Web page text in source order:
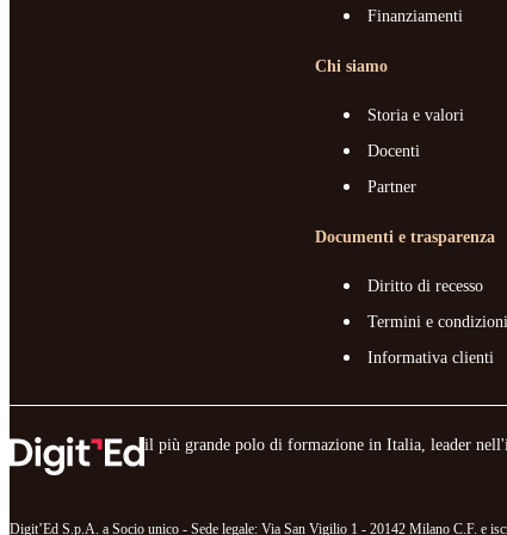
Finanziamenti
Chi siamo
Storia e valori
Docenti
Partner
Documenti e trasparenza
Diritto di recesso
Termini e
Informativa clienti
il più grande polo di formazione in Italia, leader
Digit’Ed S.p.A. a Socio unico - Sede legale: Via San Vigilio 1 - 20142 Milano C.F. e